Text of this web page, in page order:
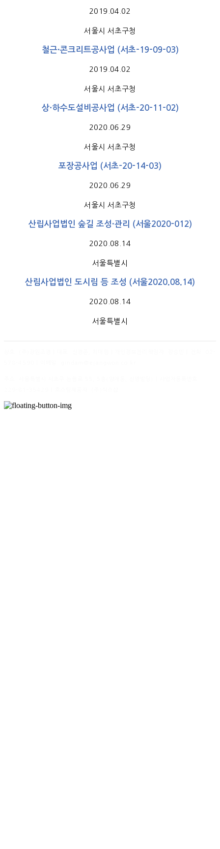
2019.04.02
서울시 서초구청
철근·콘크리트공사업 (서초-19-09-03)
2019.04.02
서울시 서초구청
상·하수도설비공사업 (서초-20-11-02)
2020.06.29
서울시 서초구청
포장공사업 (서초-20-14-03)
2020.06.29
서울시 서초구청
산립사업법인 숲길 조성·관리 (서울2020-012)
2020.08.14
서울특별시
산림사업법인 도시림 등 조성 (서울2020.08.14)
2020.08.14
서울특별시